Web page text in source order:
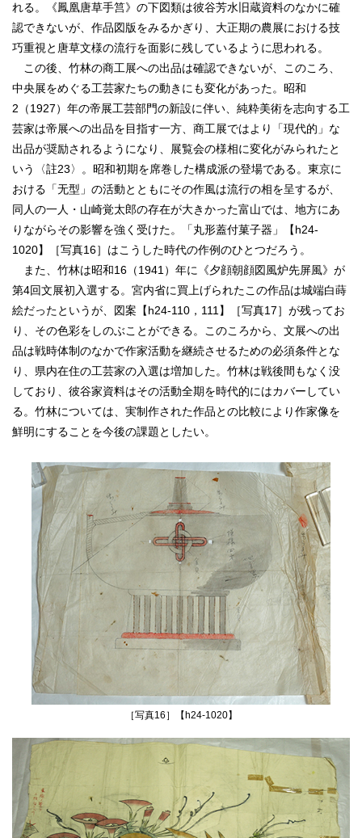
れる。《鳳凰唐草手筥》の下図類は彼谷芳水旧蔵資料のなかに確
認できないが、作品図版をみるかぎり、大正期の農展における技
巧重視と唐草文様の流行を面影に残しているように思われる。
この後、竹林の商工展への出品は確認できないが、このころ、
中央展をめぐる工芸家たちの動きにも変化があった。昭和
2（1927）年の帝展工芸部門の新設に伴い、純粋美術を志向する工
芸家は帝展への出品を目指す一方、商工展ではより「現代的」な
出品が奨励されるようになり、展覧会の様相に変化がみられたと
いう〈註23〉。昭和初期を席巻した構成派の登場である。東京に
おける「无型」の活動とともにその作風は流行の相を呈するが、
同人の一人・山崎覚太郎の存在が大きかった富山では、地方にあ
りながらその影響を強く受けた。「丸形蓋付菓子器」【h24‐
1020】［写真16］はこうした時代の作例のひとつだろう。
また、竹林は昭和16（1941）年に《夕顔朝顔図風炉先屏風》が
第4回文展初入選する。宮内省に買上げられたこの作品は城端白蒔
絵だったというが、図案【h24‐110，111】［写真17］が残ってお
り、その色彩をしのぶことができる。このころから、文展への出
品は戦時体制のなかで作家活動を継続させるための必須条件とな
り、県内在住の工芸家の入選は増加した。竹林は戦後間もなく没
しており、彼谷家資料はその活動全期を時代的にはカバーしてい
る。竹林については、実制作された作品との比較により作家像を
鮮明にすることを今後の課題としたい。
［写真16］【h24‐1020】